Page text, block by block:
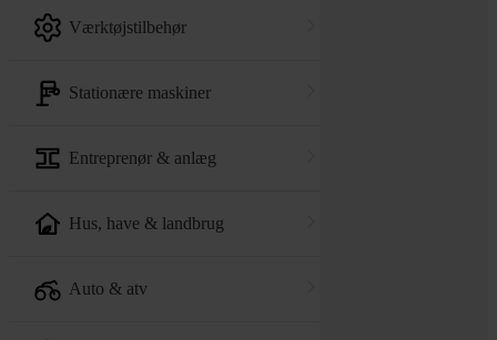
værktøjstilbehør
stationære maskiner
entreprenør & anlæg
hus, have & landbrug
auto & atv